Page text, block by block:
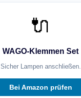
🔌
WAGO-Klemmen Set
Sicher Lampen anschließen.
Bei Amazon prüfen